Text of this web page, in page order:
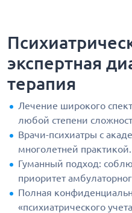
экспертная
терапия
Лечение широкого
любой степени
Врачи-психиатры с
многолетней практикой.
Гуманный подход:
приоритет
Полная
«психиатрического